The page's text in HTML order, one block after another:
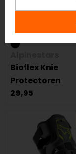
Bioflex Knie
Protectoren
29,95